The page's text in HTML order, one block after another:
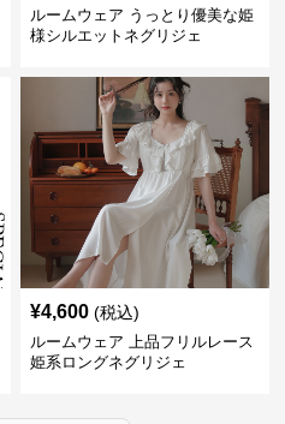
ルームウェア うっとり優美な姫
様シルエットネグリジェ
¥4,600 (税込)
ルームウェア 上品フリルレース
姫系ロングネグリジェ